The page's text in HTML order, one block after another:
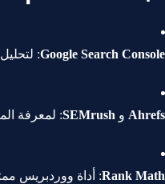
Google Search Console
:
Ahrefs و SEMrush: لمعرفة
Rank Math